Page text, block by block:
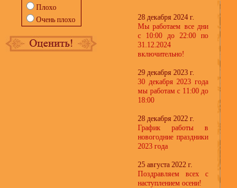
Плохо
Очень плохо
28 декабря 2024 г.
Мы работаем все дни
с 10:00 до 22:00 по
31.12.2024
включительно!
29 декабря 2023 г.
30 декабря 2023 года
мы работам с 11:00 до
18:00
28 декабря 2022 г.
График работы в
новогодние праздники
2023 года
25 августа 2022 г.
Поздравляем всех с
наступлением осени!